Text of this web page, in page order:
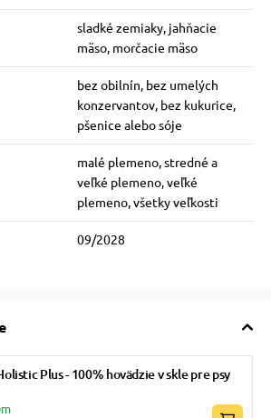
sladké zemiaky, jahňacie
mäso, morčacie mäso
bez obilnín, bez umelých
konzervantov, bez kukurice,
pšenice alebo sóje
malé plemeno, stredné a
veľké plemeno, veľké
plemeno, všetky veľkosti
09/2028
Plus - 100% hovädzie v skle pre psy